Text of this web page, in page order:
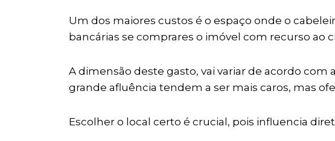
Um dos maiores custos é o espaço onde o
bancárias se comprares o imóvel com recurso ao
A dimensão deste gasto, vai variar de acordo com
grande afluência tendem a ser mais caros, mas
Escolher o local certo é crucial, pois influencia